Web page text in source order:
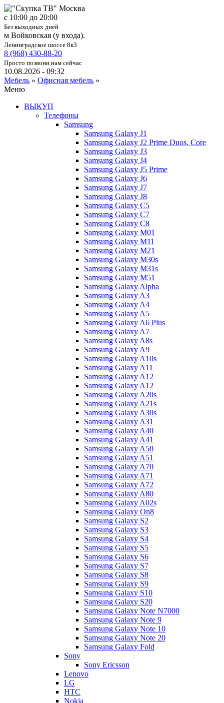
c 10:00 до 20:00
Без выходных дней
м Войковская (у входа).
Ленинградское шоссе 8к3
8 (968) 430-88-20
Просто позвони нам сейчас
10.08.2026 - 09:32
Мебель » Офисная мебель »
Меню
ВЫКУП
Телефоны
Samsung
Samsung Galaxy J1
Samsung Galaxy J2 Prime Duos, Core
Samsung Galaxy J3
Samsung Galaxy J4
Samsung Galaxy J5 Prime
Samsung Galaxy J6
Samsung Galaxy J7
Samsung Galaxy J8
Samsung Galaxy C5
Samsung Galaxy C7
Samsung Galaxy C8
Samsung Galaxy M01
Samsung Galaxy M11
Samsung Galaxy M21
Samsung Galaxy M30s
Samsung Galaxy M31s
Samsung Galaxy M51
Samsung Galaxy Alpha
Samsung Galaxy A3
Samsung Galaxy A4
Samsung Galaxy A5
Samsung Galaxy A6 Plus
Samsung Galaxy A7
Samsung Galaxy A8s
Samsung Galaxy A9
Samsung Galaxy A10s
Samsung Galaxy A11
Samsung Galaxy A12
Samsung Galaxy A12
Samsung Galaxy A20s
Samsung Galaxy A21s
Samsung Galaxy A30s
Samsung Galaxy A31
Samsung Galaxy A40
Samsung Galaxy A41
Samsung Galaxy A50
Samsung Galaxy A51
Samsung Galaxy A70
Samsung Galaxy A71
Samsung Galaxy A72
Samsung Galaxy A80
Samsung Galaxy A02s
Samsung Galaxy On8
Samsung Galaxy S2
Samsung Galaxy S3
Samsung Galaxy S4
Samsung Galaxy S5
Samsung Galaxy S6
Samsung Galaxy S7
Samsung Galaxy S8
Samsung Galaxy S9
Samsung Galaxy S10
Samsung Galaxy S20
Samsung Galaxy Note N7000
Samsung Galaxy Note 9
Samsung Galaxy Note 10
Samsung Galaxy Note 20
Samsung Galaxy Fold
Sony
Sony Ericsson
Lenovo
LG
HTC
Nokia